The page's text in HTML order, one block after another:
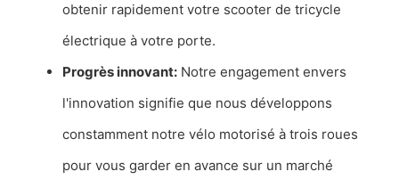
obtenir rapidement votre scooter de tricycle
électrique à votre porte.
Progrès innovant: Notre engagement envers
l'innovation signifie que nous développons
constamment notre vélo motorisé à trois roues
pour vous garder en avance sur un marché